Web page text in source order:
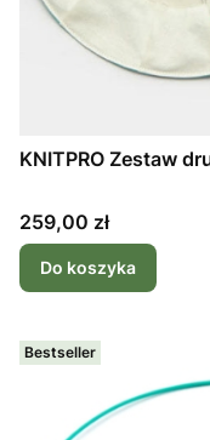
KNITPRO Zestaw
Cena
259,00 zł
Do koszyka
Bestseller